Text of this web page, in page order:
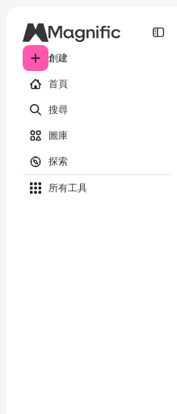
創建
首頁
搜尋
圖庫
探索
所有工具